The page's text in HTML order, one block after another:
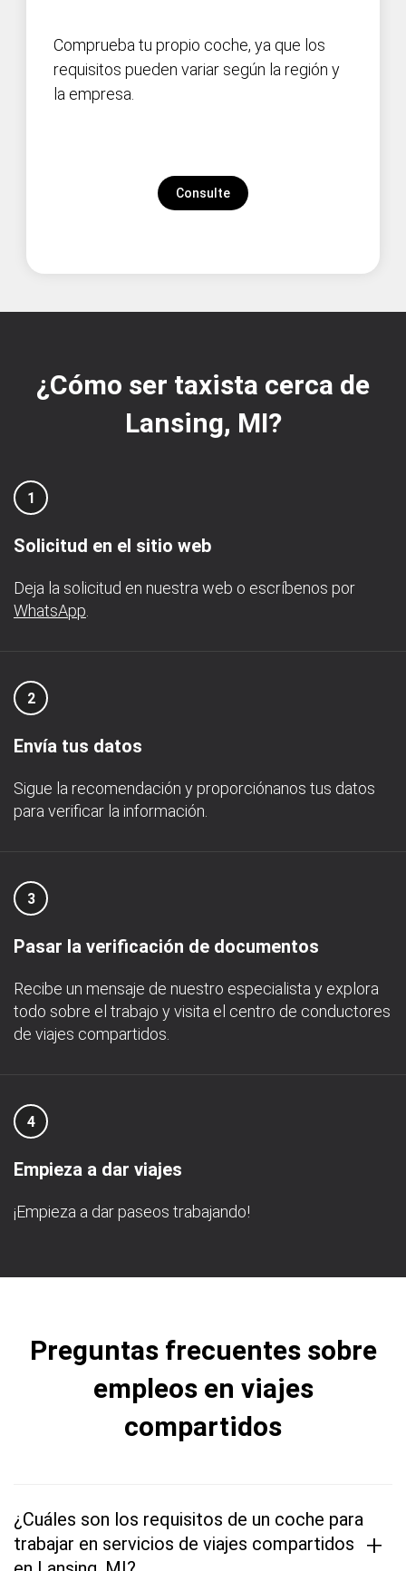
Comprueba tu propio coche, ya que los
requisitos pueden variar según la región y
la empresa.
Consulte
¿Cómo ser taxista cerca de
Lansing, MI?
1
Solicitud en el sitio web
Deja la solicitud en nuestra web o escríbenos por
WhatsApp
2
Envía tus datos
Sigue la recomendación y proporciónanos tus datos
para verificar la información.
3
Pasar la verificación de documentos
Recibe un mensaje de nuestro especialista y explora
todo sobre el trabajo y visita el centro de conductores
de viajes compartidos.
4
Empieza a dar viajes
¡Empieza a dar paseos trabajando!
Preguntas frecuentes sobre
empleos en viajes
compartidos
¿Cuáles son los requisitos de un coche para
trabajar en servicios de viajes compartidos
+